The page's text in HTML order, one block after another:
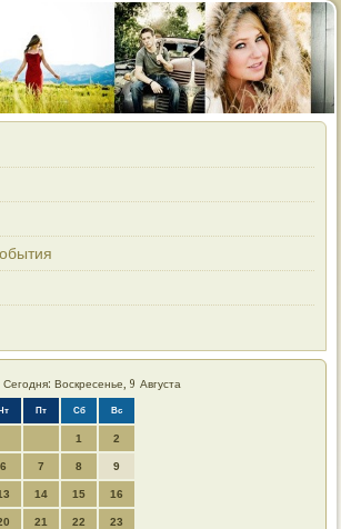
Сегодня: Воскресенье, 9 Августа
Пт Сб Вс
1 2
6 7 8 9
14 15 16
21 22 23